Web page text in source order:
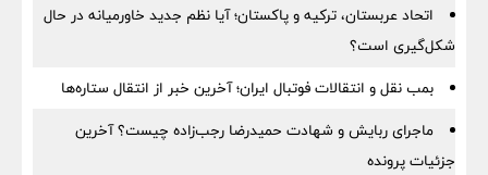
اتحاد عربستان، ترکیه و پاکستان؛ آیا نظم جدید خاورمیانه در حال
شکل‌گیری است؟
بمب نقل‌ و انتقالات فوتبال ایران؛ آخرین خبر از انتقال ستاره‌ها
ماجرای ربایش و شهادت حمیدرضا رجب‌زاده چیست؟ آخرین
جزئیات پرونده